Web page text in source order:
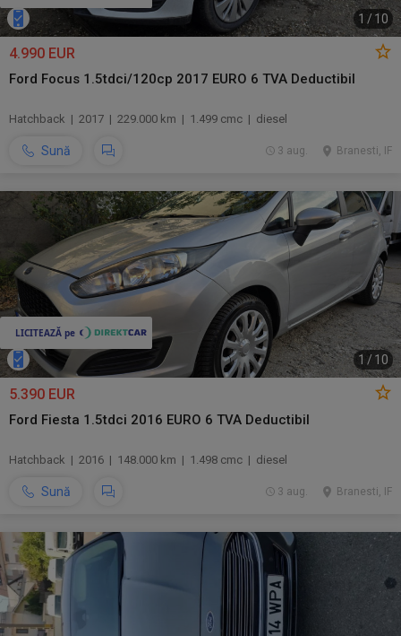
1 / 10
4.990 EUR
Ford Focus 1.5tdci/120cp 2017 EURO 6 TVA Deductibil
Hatchback | 2017 | 229.000 km | 1.499 cmc | diesel
Sună Branesti, IF
3 aug.
1 / 10
5.390 EUR
Ford Fiesta 1.5tdci 2016 EURO 6 TVA Deductibil
Hatchback | 2016 | 148.000 km | 1.498 cmc | diesel
Sună Branesti, IF
3 aug.